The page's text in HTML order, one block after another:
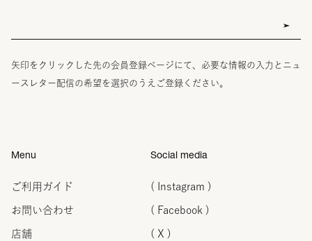
矢印をクリックした先の会員登録ページにて、必要な情報の入力とニュ
ースレター配信の希望を選択のうえご登録ください。
Menu
ご利用ガイド
お問い合わせ
店舗
Social media
( Instagram )
( Facebook )
( X )